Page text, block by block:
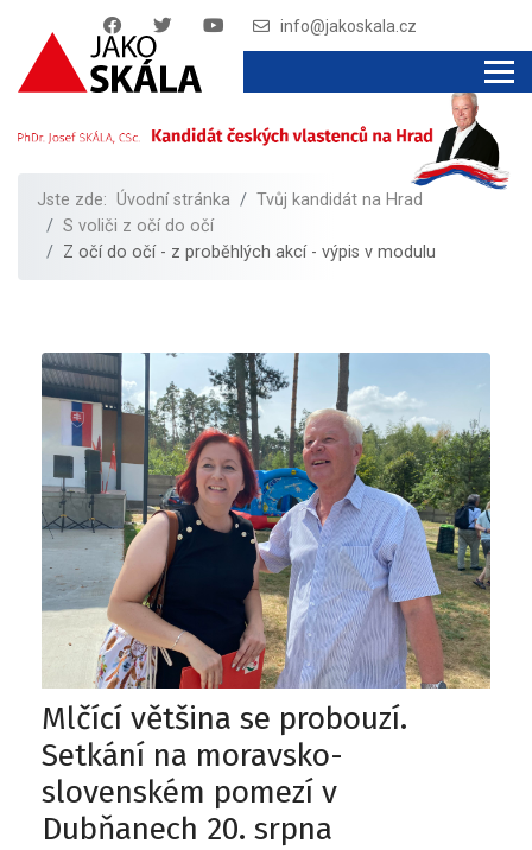
info@jakoskala.cz
Jste zde: Úvodní stránka
Tvůj kandidát na Hrad
S voliči z očí do očí
Z očí do očí - z proběhlých akcí - výpis v modulu
Mlčící většina se probouzí.
Setkání na moravsko-
slovenském pomezí v
Dubňanech 20. srpna